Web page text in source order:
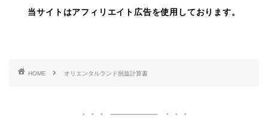
当サイトはアフィリエイト広告を使用しております。
HOME オリエンタルランド損益計算書